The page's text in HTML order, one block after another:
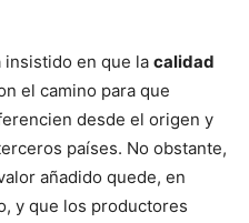
insistido en que la calidad
el camino para que
desde el origen y
países. No obstante,
añadido quede, en
y que los productores